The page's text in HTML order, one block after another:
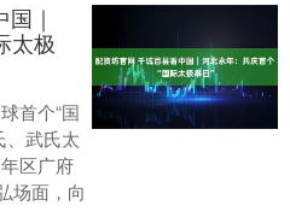
｜
太极
首个“国
、武氏太
区广府
场面，向